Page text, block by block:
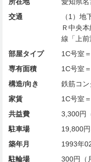
交通
（1）
Ｒ中央
線「上
部屋タイプ
1C号室
専有面積
1C号室
構造/向き
鉄筋コ
家賃
1C号室
共益費
3,300円
駐車場
19,800
築年月
1993年
駐輪場
300円（